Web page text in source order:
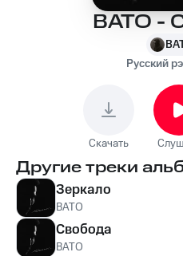
BATO -
Русский
Скачать
Другие треки
Зеркало
BATO
Свобода
BATO